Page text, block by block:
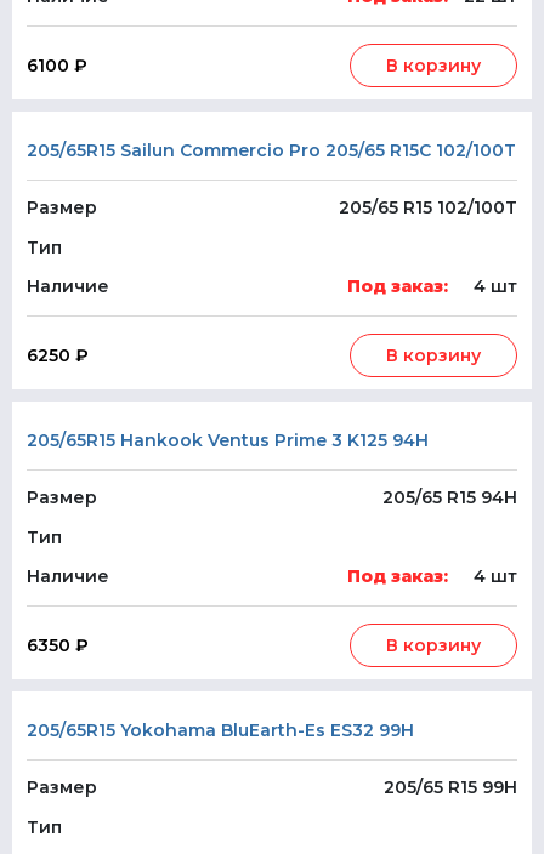
6100 ₽ В корзину
205/65R15 Sailun Commercio Pro 205/65 R15C 102/100T
Размер
205/65 R15 102/100T
Тип
Наличие
Под заказ: 4 шт
6250 ₽ В корзину
205/65R15 Hankook Ventus Prime 3 K125 94H
Размер
205/65 R15 94H
Тип
Наличие
Под заказ: 4 шт
6350 ₽ В корзину
205/65R15 Yokohama BluEarth-Es ES32 99H
Размер
205/65 R15 99H
Тип